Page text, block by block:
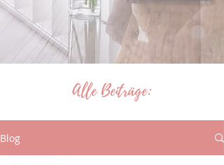
Alle Beiträge:
Blog